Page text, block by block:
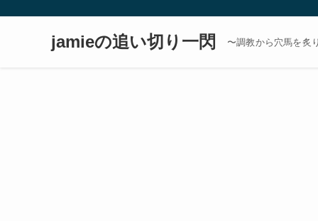
jamieの追い切り一閃 〜調教から穴馬を炙